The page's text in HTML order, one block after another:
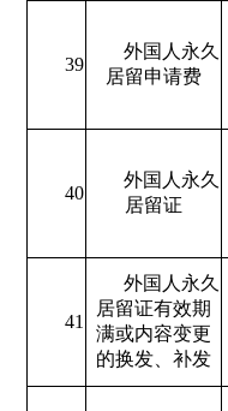
39
外国人永久
居留申请费
40
外国人永久
居留证
41
外国人永久
居留证有效期
满或内容变更
的换发、补发